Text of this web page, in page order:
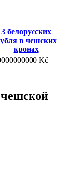
3 белорусских
в чешских
кронах
Kč
чешской